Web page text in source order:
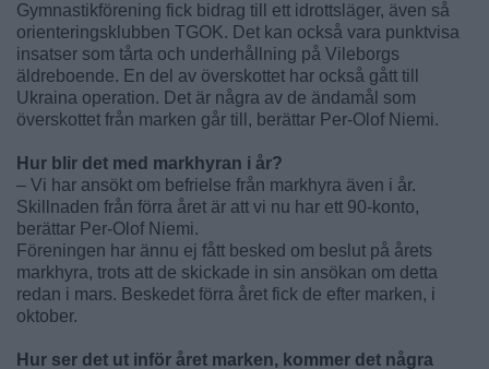
Gymnastikförening fick bidrag till ett idrottsläger, även så
orienteringsklubben TGOK. Det kan också vara punktvisa
insatser som tårta och underhållning på Vileborgs
äldreboende. En del av överskottet har också gått till
Ukraina operation. Det är några av de ändamål som
överskottet från marken går till, berättar Per-Olof Niemi.
Hur blir det med markhyran i år?
– Vi har ansökt om befrielse från markhyra även i år.
Skillnaden från förra året är att vi nu har ett 90-konto,
berättar Per-Olof Niemi.
Föreningen har ännu ej fått besked om beslut på årets
markhyra, trots att de skickade in sin ansökan om detta
redan i mars. Beskedet förra året fick de efter marken, i
oktober.
Hur ser det ut inför året marken, kommer det några